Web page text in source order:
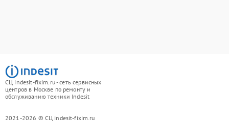
СЦ indesit-fixim.ru - сеть сервисных
центров в Москве по ремонту и
обслуживанию техники Indesit
2021-2026 © СЦ indesit-fixim.ru